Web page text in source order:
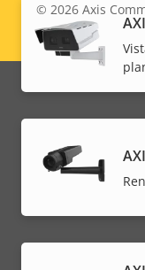
Legal
menu
© 2026Axis